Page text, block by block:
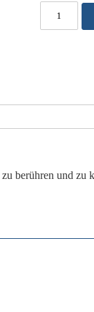
berühren und zu